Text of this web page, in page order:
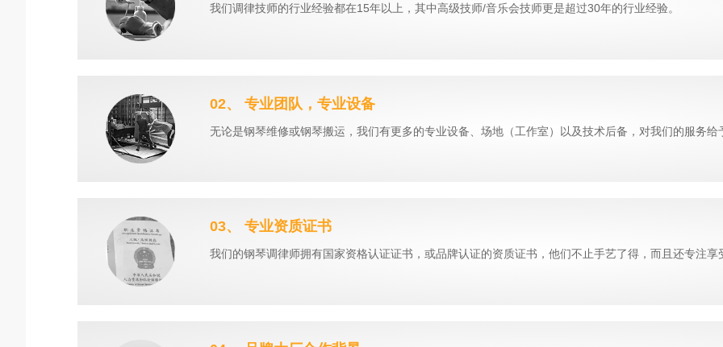
我们调律技师的行业经验都在15年以上，其中高级技师/音乐会技师更是超过30年的行业经验。
02、 专业团队，专业设备
无论是钢琴维修或钢琴搬运，我们有更多的专业设备、场地（工作室）以及技术后备，对我们的服务给
03、 专业资质证书
我们的钢琴调律师拥有国家资格认证证书，或品牌认证的资质证书，他们不止手艺了得，而且还专注享